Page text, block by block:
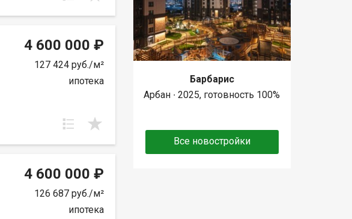
4 600 000 ₽
127 424 руб./м²
ипотека
4 600 000 ₽
126 687 руб./м²
ипотека
Барбарис
Арбан ∙ 2025, готовность 100%
Все новостройки